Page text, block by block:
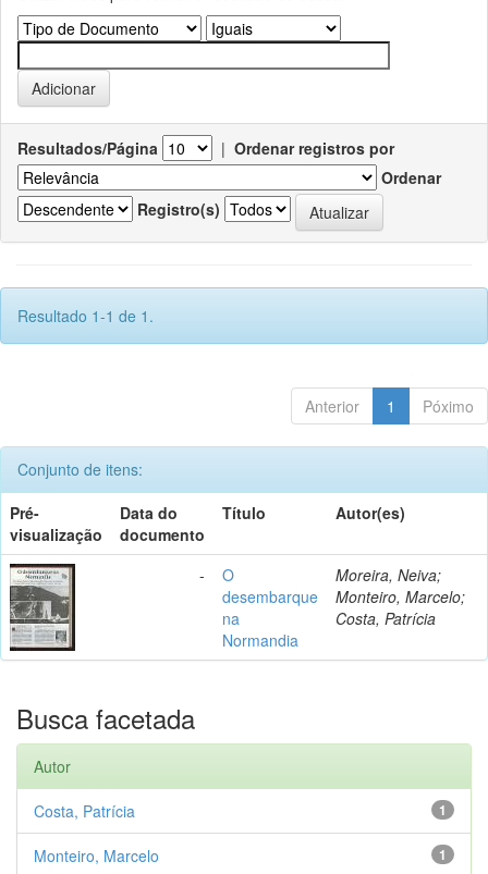
Resultados/Página | Ordenar registros por
Ordenar
Registro(s)
Resultado 1-1 de 1.
Anterior 1 Póximo
Conjunto de itens:
Pré-
visualização
Data do
documento
Título Autor(es)
-
O
desembarque
na
Normandia
Moreira, Neiva;
Monteiro, Marcelo;
Costa, Patrícia
Busca facetada
Autor
1
Costa, Patrícia
1
Monteiro, Marcelo